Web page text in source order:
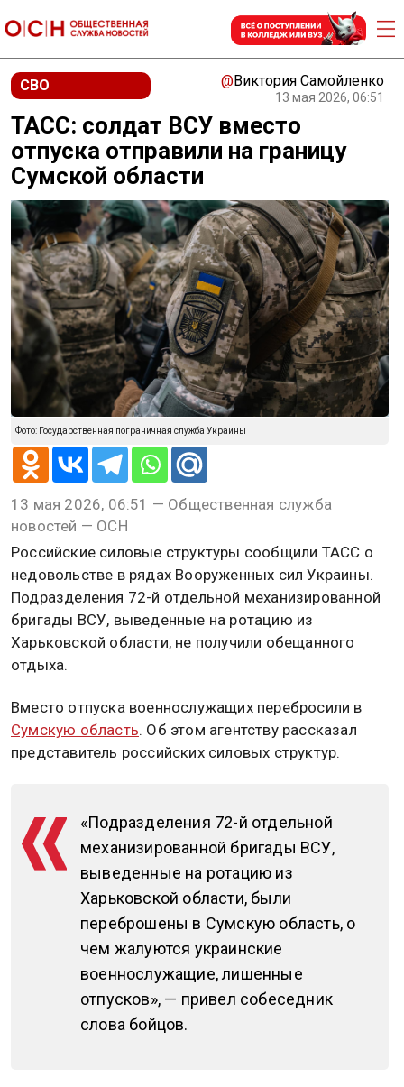
СВО @Виктория Самойленко
13 мая 2026, 06:51
ТАСС: солдат ВСУ вместо
отпуска отправили на границу
Сумской области
Фото: Государственная пограничная служба Украины
13 мая 2026, 06:51 — Общественная служба
новостей — ОСН
Российские силовые структуры сообщили ТАСС о
недовольстве в рядах Вооруженных сил Украины.
Подразделения 72-й отдельной механизированной
бригады ВСУ, выведенные на ротацию из
Харьковской области, не получили обещанного
отдыха.
Вместо отпуска военнослужащих перебросили в
Сумскую область. Об этом агентству рассказал
представитель российских силовых структур.
«Подразделения 72-й отдельной
механизированной бригады ВСУ,
выведенные на ротацию из
Харьковской области, были
переброшены в Сумскую область, о
чем жалуются украинские
военнослужащие, лишенные
отпусков», — привел собеседник
слова бойцов.